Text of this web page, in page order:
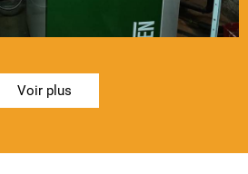
Voir plus